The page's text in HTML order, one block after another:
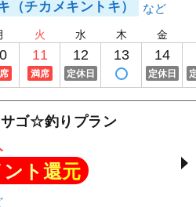
（チカメキントキ）
火
11
満席
水
12
定休日
木
13
金
14
定休日
サゴ☆釣りプラン
ト還元